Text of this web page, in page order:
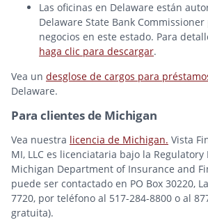
Las oficinas en Delaware están
Delaware State Bank
negocios en este estado. Para
haga clic para descargar.
Vea un desglose de cargos para
Delaware.
Para clientes de Michigan
Vea nuestra licencia de Michigan. Vista
MI, LLC es licenciataria bajo la Regulatory
Michigan Department of Insurance and
puede ser contactado en PO Box 30220,
7720, por teléfono al 517-284-8800 o al
gratuita).